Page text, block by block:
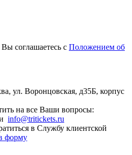
соглашаетесь с Положением об
ул. Воронцовская, д35Б, корпус
на все Ваши вопросы:
info@tritickets.ru
в Службу клиентской
форму